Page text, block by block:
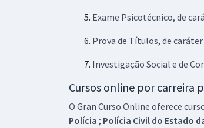
Exame Psicotécnico, de
Prova de Títulos, de
Investigação Social e de
Cursos online por carreira
O Gran Curso Online oferece
Polícia ; Polícia Civil do Estado